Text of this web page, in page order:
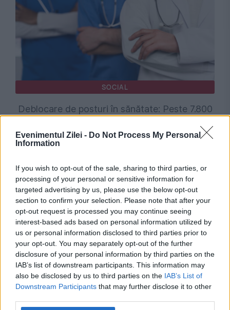
Evenimentul Zilei - Do Not Process My Personal
Information
If you wish to opt-out of the sale, sharing to third parties, or
processing of your personal or sensitive information for
targeted advertising by us, please use the below opt-out
section to confirm your selection. Please note that after your
opt-out request is processed you may continue seeing
interest-based ads based on personal information utilized by
us or personal information disclosed to third parties prior to
your opt-out. You may separately opt-out of the further
disclosure of your personal information by third parties on the
IAB’s list of downstream participants. This information may
also be disclosed by us to third parties on the IAB’s List of
Downstream Participants that may further disclose it to other
SOCIAL
Deblocare de posturi în sănătate: Peste 7.800
POLITICA
Legea biodiversității a trecut de Comisia